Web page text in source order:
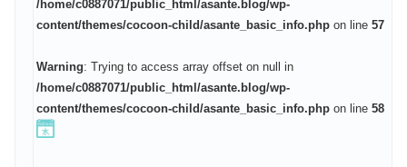
/home/c0887071/public_html/asante.blog/wp-
content/themes/cocoon-child/asante_basic_info.php on line 57
Warning: Trying to access array offset on null in
/home/c0887071/public_html/asante.blog/wp-
content/themes/cocoon-child/asante_basic_info.php on line 58